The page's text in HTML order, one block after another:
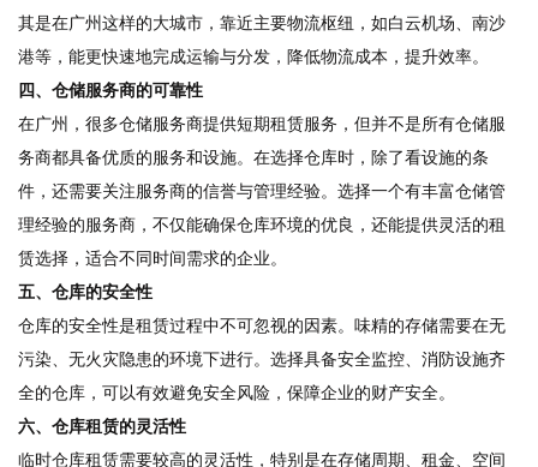
其是在广州这样的大城市，靠近主要物流枢纽，如白云机场、南沙
港等，能更快速地完成运输与分发，降低物流成本，提升效率。
四、仓储服务商的可靠性
在广州，很多仓储服务商提供短期租赁服务，但并不是所有仓储服
务商都具备优质的服务和设施。在选择仓库时，除了看设施的条
件，还需要关注服务商的信誉与管理经验。选择一个有丰富仓储管
理经验的服务商，不仅能确保仓库环境的优良，还能提供灵活的租
赁选择，适合不同时间需求的企业。
五、仓库的安全性
仓库的安全性是租赁过程中不可忽视的因素。味精的存储需要在无
污染、无火灾隐患的环境下进行。选择具备安全监控、消防设施齐
全的仓库，可以有效避免安全风险，保障企业的财产安全。
六、仓库租赁的灵活性
临时仓库租赁需要较高的灵活性，特别是在存储周期、租金、空间